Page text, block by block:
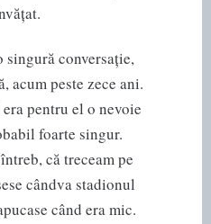
conversație,
acum peste zece ani.
pentru el o nevoie
foarte singur.
că treceam pe
cândva stadionul
când era mic.